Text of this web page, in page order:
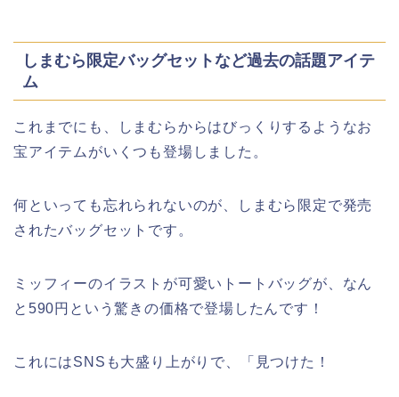
しまむら限定バッグセットなど過去の話題アイテ
ム
これまでにも、しまむらからはびっくりするようなお
宝アイテムがいくつも登場しました。
何といっても忘れられないのが、しまむら限定で発売
されたバッグセットです。
ミッフィーのイラストが可愛いトートバッグが、なん
と590円という驚きの価格で登場したんです！
これにはSNSも大盛り上がりで、「見つけた！